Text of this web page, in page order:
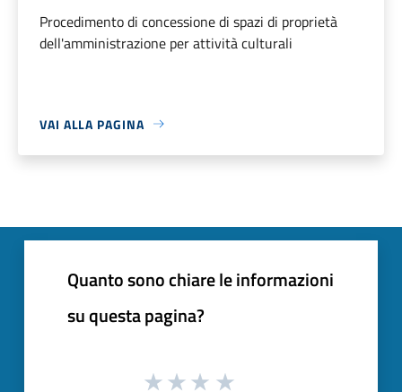
Procedimento di concessione di spazi di proprietà
dell'amministrazione per attività culturali
VAI ALLA PAGINA
Quanto sono chiare le informazioni
su questa pagina?